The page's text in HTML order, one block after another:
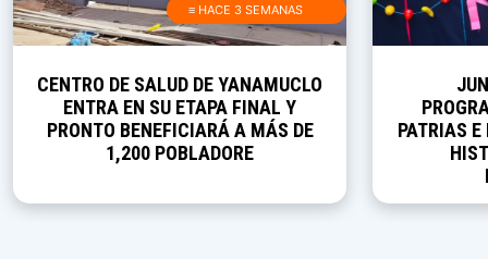
≡ HACE 3 SEMANAS
CENTRO DE SALUD DE YANAMUCLO
ENTRA EN SU ETAPA FINAL Y
PRONTO BENEFICIARÁ A MÁS DE
1,200 POBLADORE
PATRIAS